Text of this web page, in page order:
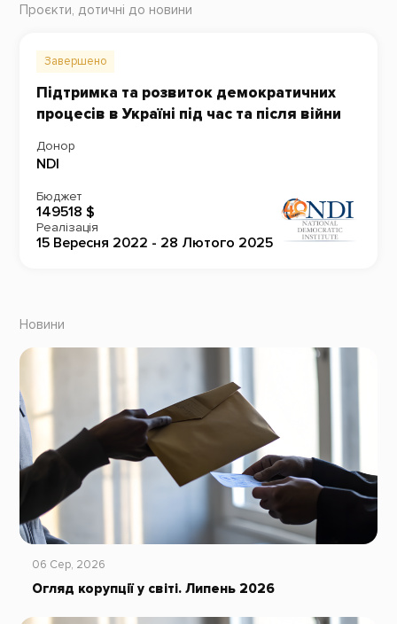
Проєкти, дотичні до новини
Завершено
Підтримка та розвиток демократичних
процесів в Україні під час та після війни
Донор
NDI
Бюджет
149518 $
Реалізація
15 Вересня 2022 - 28 Лютого 2025
Новини
06 Сер, 2026
Огляд корупції у світі. Липень 2026